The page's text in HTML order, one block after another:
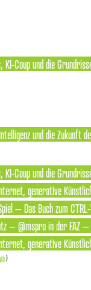
Coup und die
und die Zukunft
Coup und die
generative
– Das Buch zum
– @mspro in der FAZ
generative
)